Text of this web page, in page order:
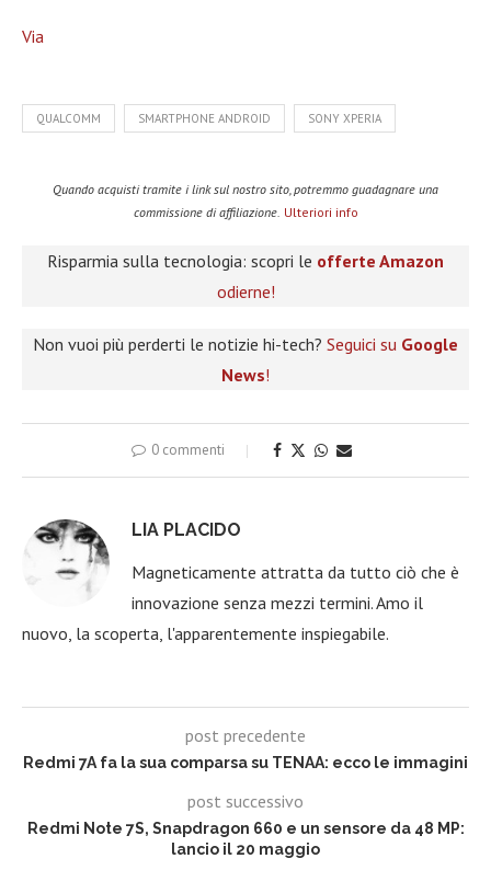
Via
QUALCOMM SMARTPHONE ANDROID SONY XPERIA
Quando acquisti tramite i link sul nostro sito, potremmo guadagnare una
commissione di affiliazione. Ulteriori info
Risparmia sulla tecnologia: scopri le offerte Amazon
odierne!
Non vuoi più perderti le notizie hi-tech? Seguici su Google
News!
0 commenti
LIA PLACIDO
Magneticamente attratta da tutto ciò che è
innovazione senza mezzi termini. Amo il
nuovo, la scoperta, l'apparentemente inspiegabile.
post precedente
Redmi 7A fa la sua comparsa su TENAA: ecco le immagini
post successivo
Redmi Note 7S, Snapdragon 660 e un sensore da 48 MP:
lancio il 20 maggio